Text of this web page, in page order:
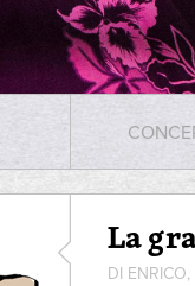
La
DI